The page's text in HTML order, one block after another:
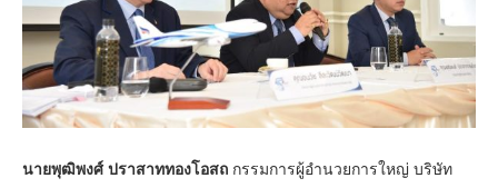
นายพุฒิพงศ์ ปราสาททองโอสถ กรรมการผู้อำนวยการใหญ่ บริษัท